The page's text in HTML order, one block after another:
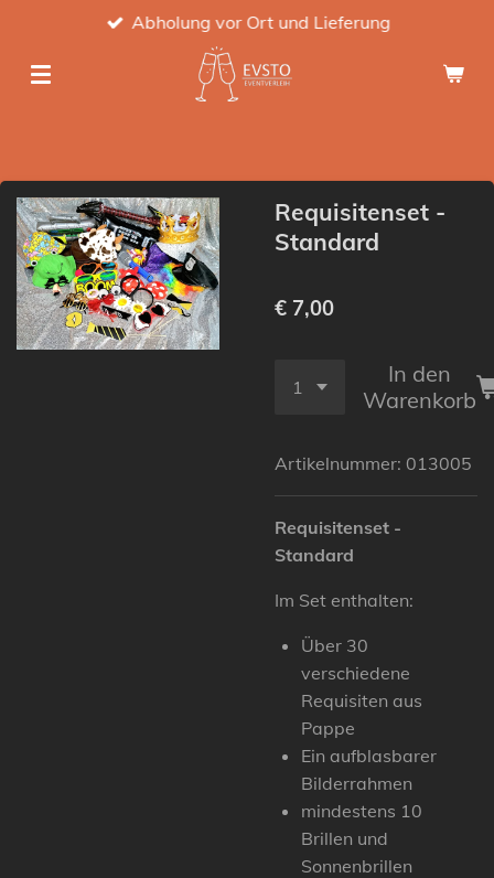
springen
Abholung vor Ort und Lieferung
Requisitenset -
Standard
€ 7,00
In den
Warenkorb
Artikelnummer: 013005
Requisitenset -
Standard
Im Set enthalten:
Über 30
verschiedene
Requisiten aus
Pappe
Ein aufblasbarer
Bilderrahmen
mindestens 10
Brillen und
Sonnenbrillen